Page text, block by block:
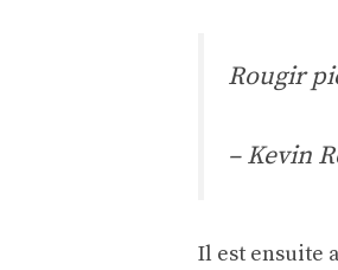
Rougir
– Kevin
Il est ensuite